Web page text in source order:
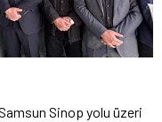
Sinop yolu üzeri